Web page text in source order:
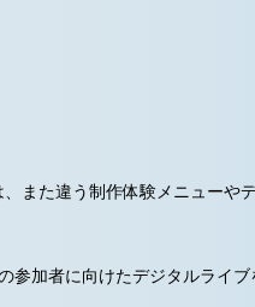
また違う制作体験メニューや
参加者に向けたデジタルライ